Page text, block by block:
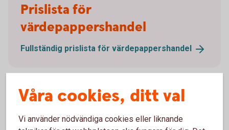
Prislista för
värdepappershandel
Fullständig prislista för värdepappershandel
LEI – Legal Entity Identifier
Våra cookies, ditt val
Vi använder nödvändiga cookies eller liknande